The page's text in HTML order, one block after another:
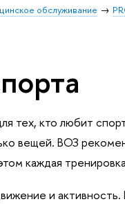
обслуживание
тех, кто любит
вещей. ВОЗ
каждая
и